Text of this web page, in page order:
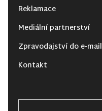
Reklamace
Mediální partnerství
Zpravodajství do e-
Kontakt